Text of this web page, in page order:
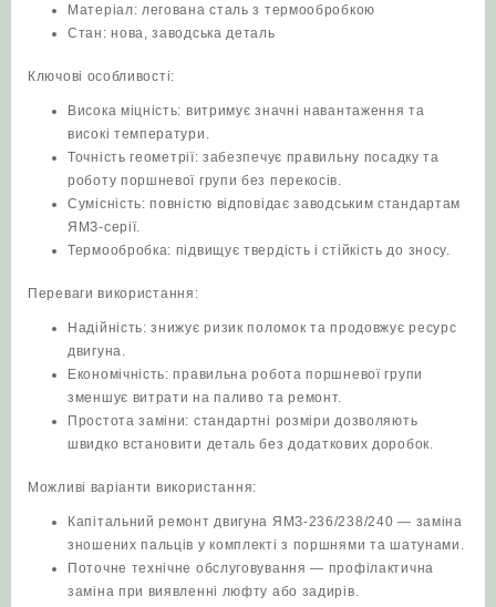
Матеріал: легована сталь з термообробкою
Стан: нова, заводська деталь
Ключові особливості:
Висока міцність: витримує значні навантаження та
високі температури.
Точність геометрії: забезпечує правильну посадку та
роботу поршневої групи без перекосів.
Сумісність: повністю відповідає заводським стандартам
ЯМЗ‑серії.
Термообробка: підвищує твердість і стійкість до зносу.
Переваги використання:
Надійність: знижує ризик поломок та продовжує ресурс
двигуна.
Економічність: правильна робота поршневої групи
зменшує витрати на паливо та ремонт.
Простота заміни: стандартні розміри дозволяють
швидко встановити деталь без додаткових доробок.
Можливі варіанти використання:
Капітальний ремонт двигуна ЯМЗ‑236/238/240 — заміна
зношених пальців у комплекті з поршнями та шатунами.
Поточне технічне обслуговування — профілактична
заміна при виявленні люфту або задирів.